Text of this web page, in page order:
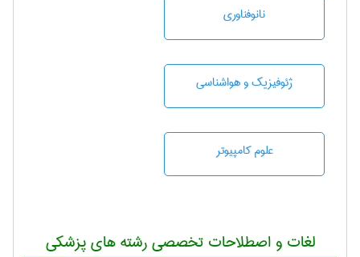
نانوفناوری
ژئوفيزيك و هواشناسی
علوم کامپیوتر
لغات و اصطلاحات تخصصی رشته های پزشکی